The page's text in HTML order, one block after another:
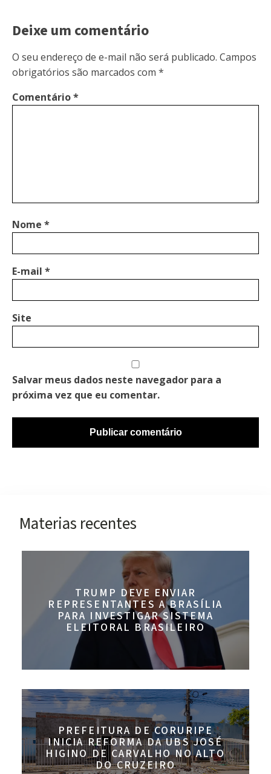
Deixe um comentário
O seu endereço de e-mail não será publicado. Campos
obrigatórios são marcados com *
Comentário*
Nome *
E-mail *
Site
Salvar meus dados neste navegador para a
próxima vez que eu comentar.
Materias recentes
TRUMP DEVE ENVIAR
REPRESENTANTES A BRASÍLIA
PARA INVESTIGAR SISTEMA
ELEITORAL BRASILEIRO
PREFEITURA DE CORURIPE
INICIA REFORMA DA UBS JOSÉ
HIGINO DE CARVALHO NO ALTO
DO CRUZEIRO